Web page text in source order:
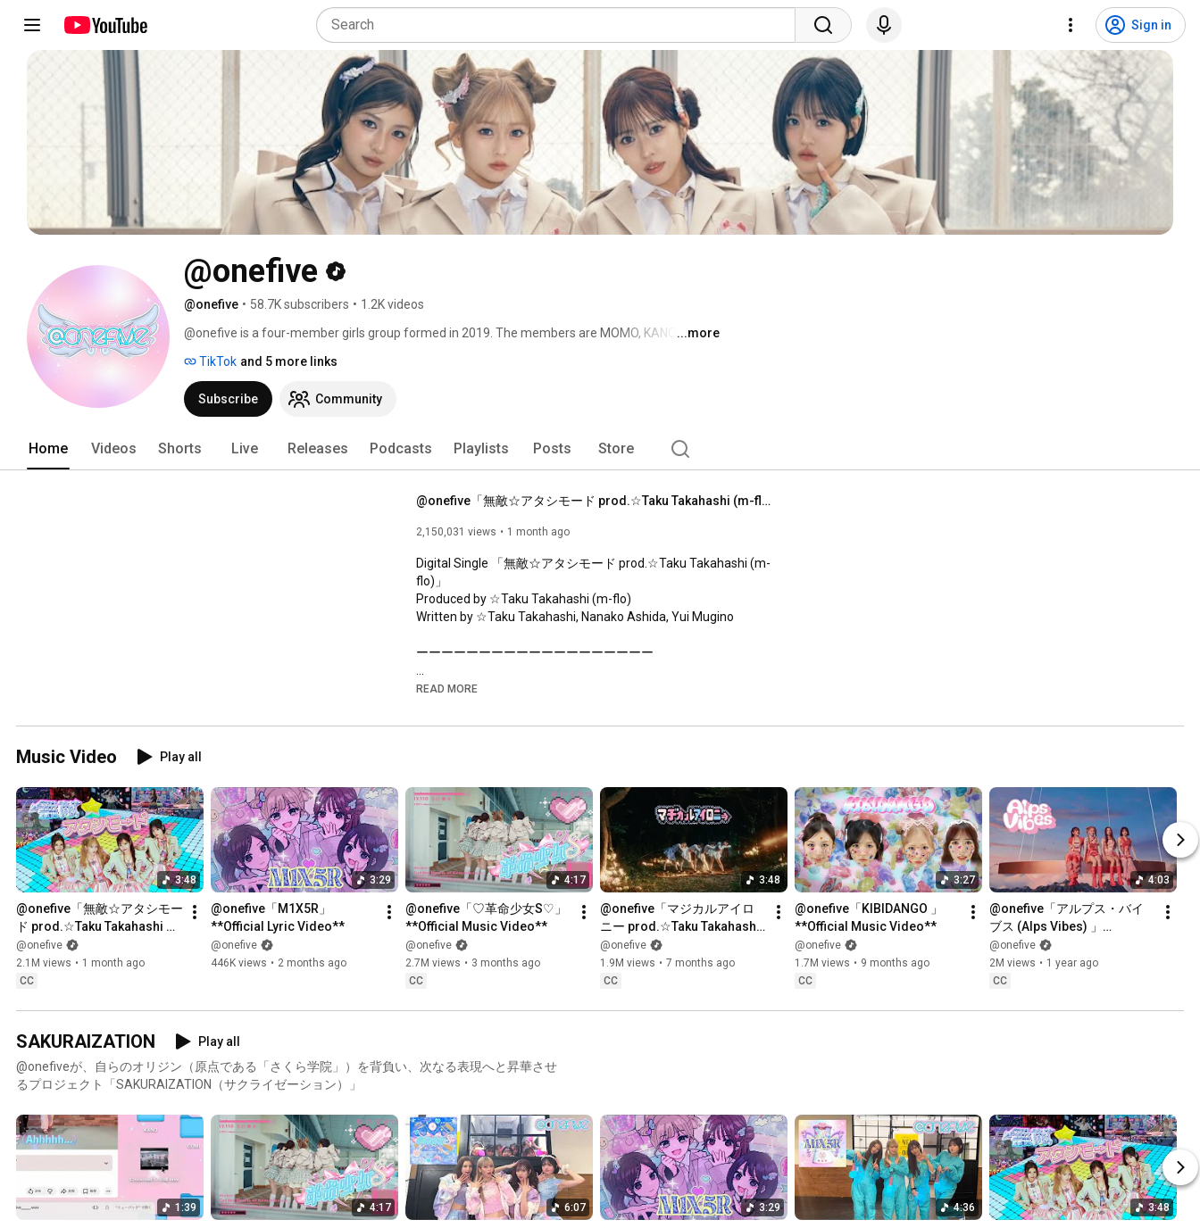
Sign in
@onefive
@onefive • 58.7K subscribers • 1.2K videos
@onefive is a four-member girls group formed in 2019. The members are MOMO, KANO, SOYO,
...more
TikTok and 5 more links
Subscribe Community
Home Videos Shorts Live Releases Podcasts Playlists Posts Store
@​onefive「無敵☆アタシモード prod.☆Taku Takahashi (m-flo)」**Official Music Video**
2,150,031 views 1 month ago
Digital Single 「無敵☆アタシモード prod.☆Taku Takahashi (m-
flo)」
Produced by ☆Taku Takahashi (m-flo)
Written by ☆Taku Takahashi, Nanako Ashida, Yui Mugino
ーーーーーーーーーーーーーーーーーーー
🎤@onefive LIVE 2026 Zepp TOUR 開催決定！
▽日時・会場
会場:Zepp Namba
【東京公演】
2026年11月10日(火)
Open18:00/Start19:00
会場:KT Zepp Yokohama
https://l-tike.com/onefive/
ーーーーーーーーーーーーーーーーーーー
のオリジン（原点）を背負い、次なる表現へと昇華させるプロ
全3曲入りミュージックカード「SAKURAIZATION」をリリー
第一弾🎀🌸「♡革命少女S♡」
🔗https://onefive-jp.lnk.to/kakumei_DLSTR
第二弾🍈🍉「M1X5R」
https://onefive-jp.lnk.to/M1X5R_DLSTR
READ MORE
Music Video Play all
3:48
@​onefive「無敵☆アタシモー
ド prod.☆Taku Takahashi
(m-flo)」**Official Music
Video**
@onefive
2.1M views • 1 month ago
CC
3:29
@​onefive「M1X5R」
**Official Lyric Video**
@onefive
446K views • 2 months ago
4:17
@​onefive「♡革命少女S♡」
**Official Music Video**
@onefive
2.7M views • 3 months ago
CC
3:48
@​onefive「マジカルアイロ
ニー prod.☆Taku Takahashi
(m-flo)」**Official Music
Video**
@onefive
1.9M views • 7 months ago
CC
3:27
@​onefive「KIBIDANGO 」
**Official Music Video**
@onefive
1.7M views • 9 months ago
CC
4:03
@​onefive「アルプス・バイ
ブス (Alps Vibes) 」
**Official Music Video**
@onefive
2M views • 1 year ago
CC
SAKURAIZATION
Play all
@onefiveが、自らのオリジン（原点である「さくら学院」）を背負い、次なる表現へと昇華させ
るプロジェクト「SAKURAIZATION（サクライゼーション）」
1:39 4:17 6:07 3:29 4:36 3:48